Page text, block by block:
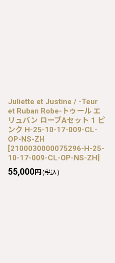
Juliette et Justine / -Teur
et Ruban Robe-トゥール エ
リュバン ローブAセット 1 ピ
ンク H-25-10-17-009-CL-
OP-NS-ZH
[2100030000075296-H-25-
10-17-009-CL-OP-NS-ZH]
55,000円 (税込)